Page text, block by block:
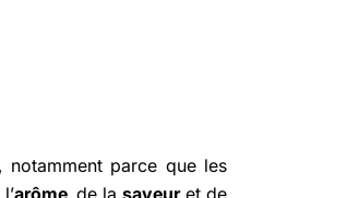
notamment parce que les
arôme, de lasaveuret de